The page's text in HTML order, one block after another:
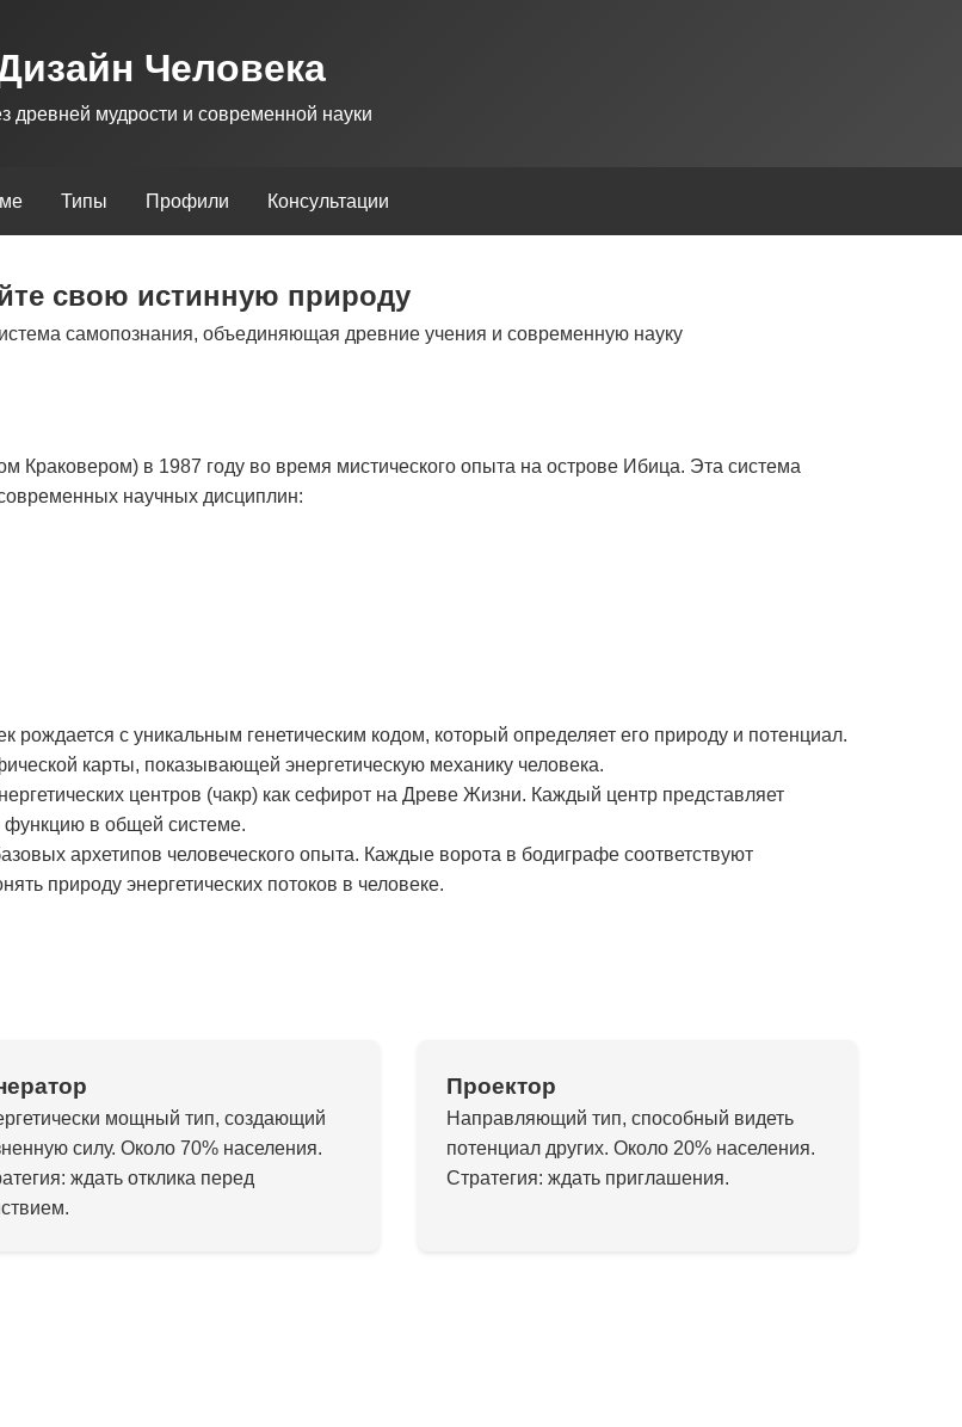
Человека
древней мудрости и современной науки
Типы Профили Консультации
свою истинную природу
самопознания, объединяющая древние учения и современную науку
в 1987 году во время мистического опыта на острове Ибица. Эта система
научных дисциплин:
с уникальным генетическим кодом, который определяет его природу и потенциал.
карты, показывающей энергетическую механику человека.
центров (чакр) как сефирот на Древе Жизни. Каждый центр представляет
функцию в общей системе.
архетипов человеческого опыта. Каждые ворота в бодиграфе соответствуют
природу энергетических потоков в человеке.
мощный тип, создающий
силу. Около 70% населения.
ждать отклика перед
Проектор
Направляющий тип, способный видеть
потенциал других. Около 20% населения.
Стратегия: ждать приглашения.